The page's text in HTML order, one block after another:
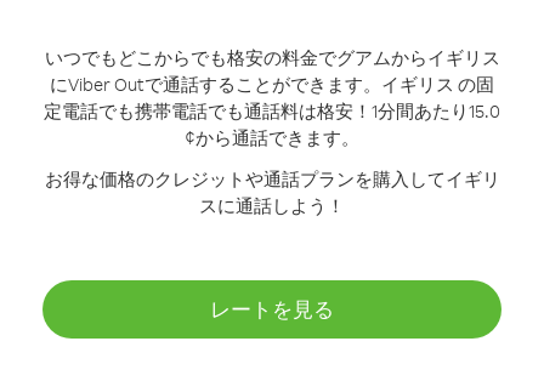
いつでもどこからでも格安の料金でグアムからイギリス
にViber Outで通話することができます。 イギリス の固
定電話でも携帯電話でも通話料は格安！1分間あたり15.0
¢から通話できます。
お得な価格のクレジットや通話プランを購入してイギリ
スに通話しよう！
レートを見る